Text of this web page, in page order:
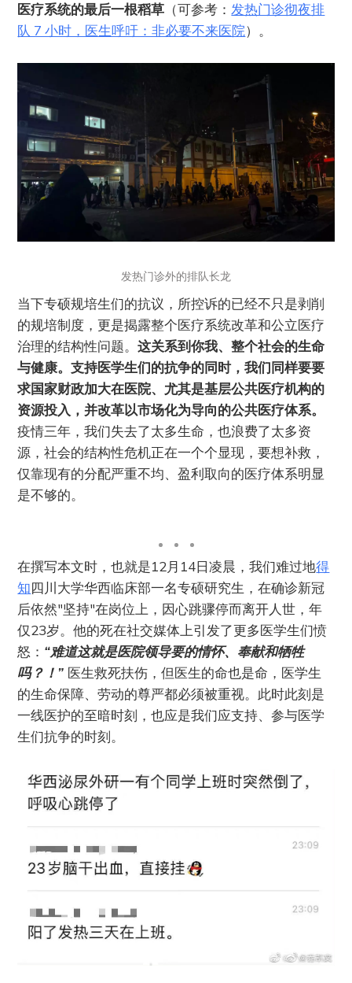
医疗系统的最后一根稻草 （可参考： 发热门诊彻夜排
队 7 小时，医生呼吁：非必要不来医院）。
发热门诊外的排队长龙
当下专硕规培生们的抗议，所控诉的已经不只是剥削
的规培制度，更是揭露整个医疗系统改革和公立医疗
治理的结构性问题。这关系到你我、整个社会的生命
与健康。支持医学生们的抗争的同时，我们同样要要
求国家财政加大在医院、尤其是基层公共医疗机构的
资源投入，并改革以市场化为导向的公共医疗体系。
疫情三年，我们失去了太多生命，也浪费了太多资
源，社会的结构性危机正在一个个显现，要想补救，
仅靠现有的分配严重不均、盈利取向的医疗体系明显
是不够的。
在撰写本文时，也就是12月14日凌晨，我们难过地得
知四川大学华西临床部一名专硕研究生，在确诊新冠
后依然"坚持"在岗位上，因心跳骤停而离开人世，年
仅23岁。他的死在社交媒体上引发了更多医学生们愤
怒： “难道这就是医院领导要的情怀、奉献和牺牲
吗？！” 医生救死扶伤，但医生的命也是命，医学生
的生命保障、劳动的尊严都必须被重视。此时此刻是
一线医护的至暗时刻，也应是我们应支持、参与医学
生们抗争的时刻。